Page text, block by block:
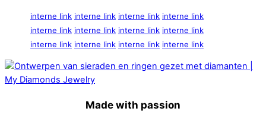
interne link interne link interne link interne link
interne link interne link interne link interne link
interne link interne link interne link interne link
Made with passion